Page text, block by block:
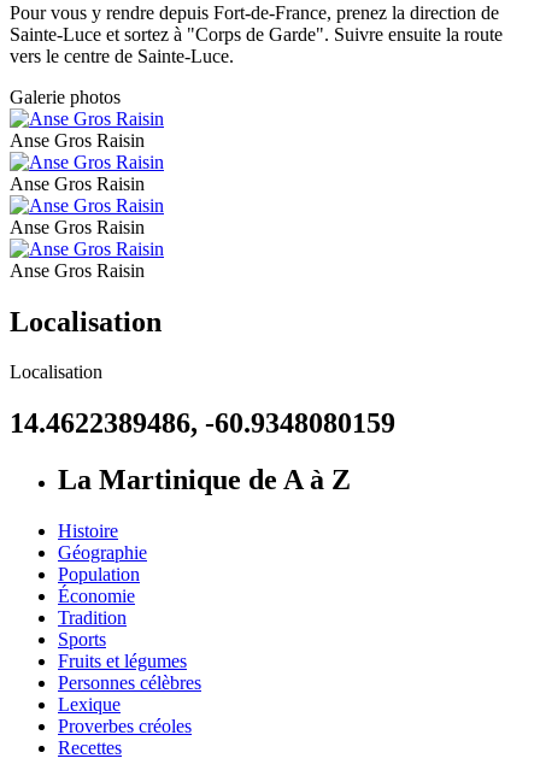
Pour vous y rendre depuis Fort-de-France, prenez la direction de
Sainte-Luce et sortez à "Corps de Garde". Suivre ensuite la route
vers le centre de Sainte-Luce.
Galerie photos
Anse Gros Raisin
Anse Gros Raisin
Anse Gros Raisin
Anse Gros Raisin
Localisation
Localisation
14.4622389486, -60.9348080159
La Martinique de A à Z
Histoire
Géographie
Population
Économie
Tradition
Sports
Fruits et légumes
Personnes célèbres
Lexique
Proverbes créoles
Recettes